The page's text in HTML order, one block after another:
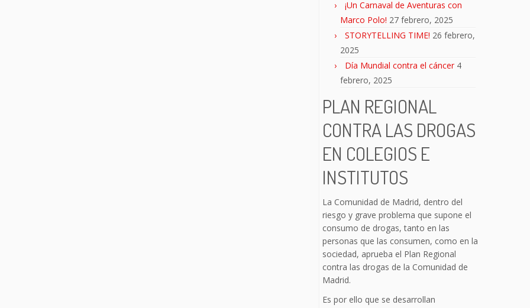
¡Un Carnaval de Aventuras con
Marco Polo! 27 febrero, 2025
STORYTELLING TIME! 26 febrero,
2025
Día Mundial contra el cáncer 4
febrero, 2025
PLAN REGIONAL
CONTRA LAS DROGAS
EN COLEGIOS E
INSTITUTOS
La Comunidad de Madrid, dentro del
riesgo y grave problema que supone el
consumo de drogas, tanto en las
personas que las consumen, como en la
sociedad, aprueba el Plan Regional
contra las drogas de la Comunidad de
Madrid.
Es por ello que se desarrollan